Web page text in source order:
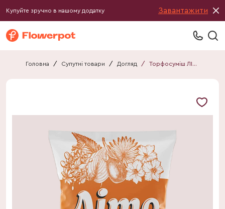
Купуйте зручно в нашому додатку Завантажити
Головна / Супутні товари / Догляд / Торфосуміш ЛІТО універсальна 5л